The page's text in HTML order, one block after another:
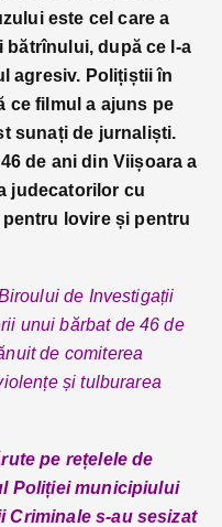
este cel care a
bătrînului, după ce l-a
agresiv. Polițiștii în
ce filmul a ajuns pe
sunați de jurnaliști.
de ani din Viișoara a
judecatorilor cu
lovire și pentru
de Investigații
unui bărbat de 46 de
de comiterea
și tulburarea
pe rețelele de
Poliției municipiului
Criminale s-au sesizat